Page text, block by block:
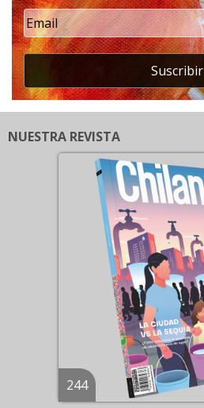
Suscribir
NUESTRA REVISTA
244